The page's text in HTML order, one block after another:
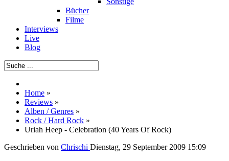
Bücher
Filme
Interviews
Live
Blog
Home »
Reviews »
Alben / Genres »
Rock / Hard Rock »
Uriah Heep - Celebration (40 Years Of Rock)
Geschrieben von Chrischi Dienstag, 29 September 2009 15:09